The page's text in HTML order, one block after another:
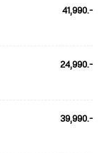
41,990.-
24,990.-
39,990.-